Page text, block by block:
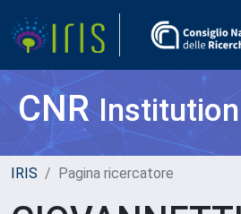
CNR
IRIS Pagina ricercatore